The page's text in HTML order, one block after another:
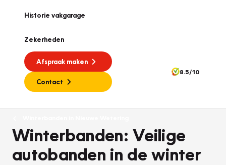
Historie vakgarage
Zekerheden
Afspraak maken
Contact
8.5/10
Winterbanden: Veilige
autobanden in de winter